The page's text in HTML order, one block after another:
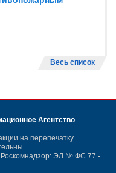
Весь список
Агентство
на перепечатку
ЭЛ № ФС 77 -